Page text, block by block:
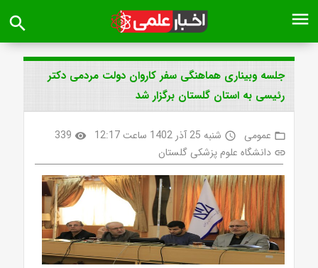
menu
search
جلسه وبیناری هماهنگی سفر کاروان دولت مردمی دکتر
رئیسی به استان گلستان برگزار شد
folder_open عمومی access_time شنبه 25 آذر 1402 ساعت 12:17 visibility
339
link دانشگاه علوم پزشکی گلستان